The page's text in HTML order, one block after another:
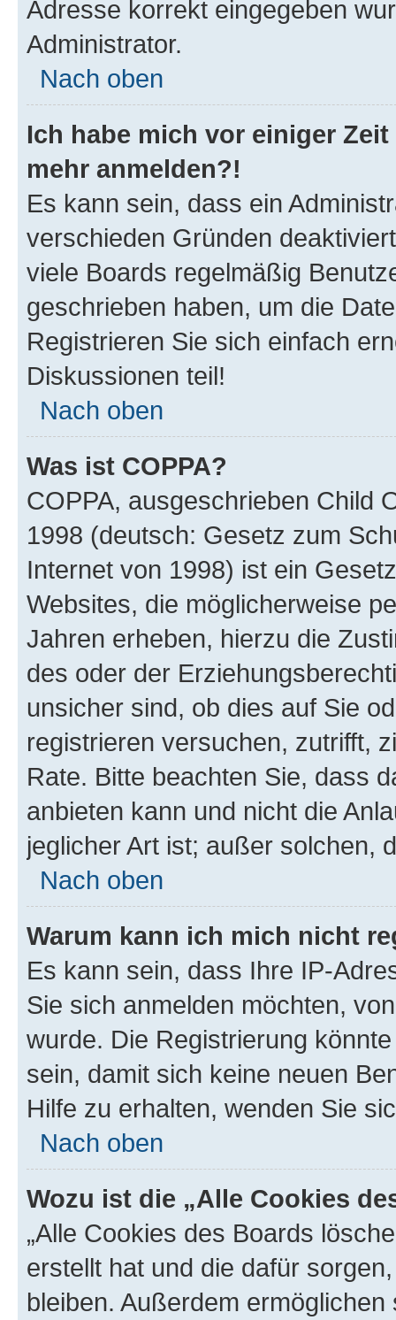
Adresse korrekt eingegeben
Administrator.
Nach oben
Ich habe mich vor einiger
mehr anmelden?!
Es kann sein, dass ein
verschieden Gründen
viele Boards regelmäßig
geschrieben haben, um die
Registrieren Sie sich einfach
Diskussionen teil!
Nach oben
Was ist COPPA?
COPPA, ausgeschrieben Child
1998 (deutsch: Gesetz zum
Internet von 1998) ist ein
Websites, die möglicherweise
Jahren erheben, hierzu die
des oder der
unsicher sind, ob dies auf Sie
registrieren versuchen, zutrifft,
Rate. Bitte beachten Sie, dass
anbieten kann und nicht die
jeglicher Art ist; außer solchen,
Nach oben
Warum kann ich mich nicht
Es kann sein, dass Ihre IP-
Sie sich anmelden möchten,
wurde. Die Registrierung
sein, damit sich keine neuen
Hilfe zu erhalten, wenden Sie
Nach oben
Wozu ist die „Alle Cookies
„Alle Cookies des Boards
erstellt hat und die dafür
bleiben. Außerdem